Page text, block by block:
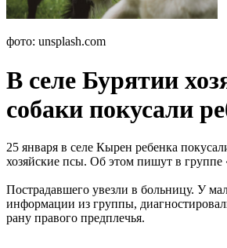
фото: unsplash.com
В селе Бурятии
собаки покусали
25 января в селе Кырен ребенка
хозяйские псы. Об этом пишут в группе
Пострадавшего увезли в больницу. У
информации из группы,
рану правого предплечья.